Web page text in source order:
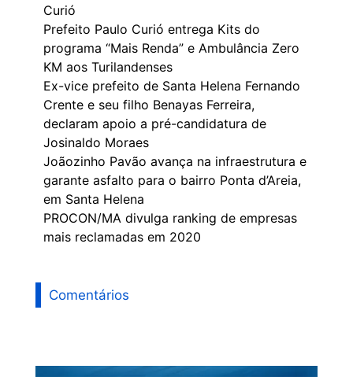
Curió
Prefeito Paulo Curió entrega Kits do
programa “Mais Renda” e Ambulância Zero
KM aos Turilandenses
Ex-vice prefeito de Santa Helena Fernando
Crente e seu filho Benayas Ferreira,
declaram apoio a pré-candidatura de
Josinaldo Moraes
Joãozinho Pavão avança na infraestrutura e
garante asfalto para o bairro Ponta d’Areia,
em Santa Helena
PROCON/MA divulga ranking de empresas
mais reclamadas em 2020
Comentários